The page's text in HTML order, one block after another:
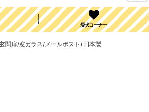
愛犬コーナー
関扉/窓ガラス/メールポスト) 日本製